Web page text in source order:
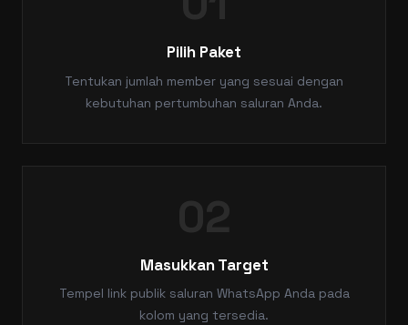
Pilih Paket
Tentukan jumlah member yang sesuai dengan
kebutuhan pertumbuhan saluran Anda.
Masukkan Target
Tempel link publik saluran WhatsApp Anda pada
kolom yang tersedia.